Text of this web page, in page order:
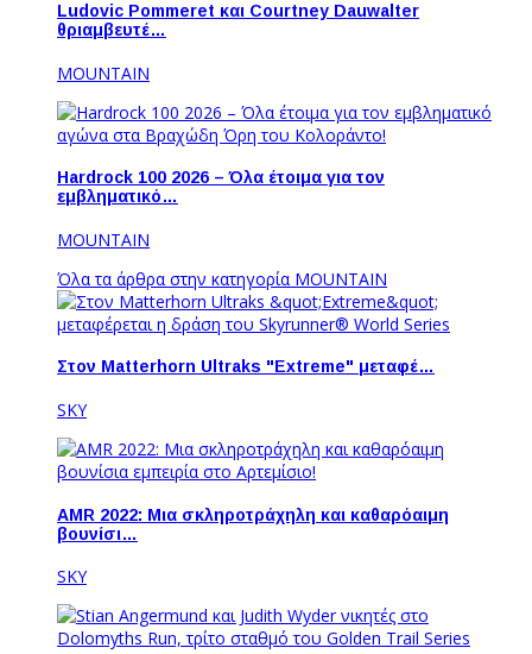
Ludovic Pommeret και Courtney Dauwalter
θριαμβευτέ…
MOUNTAIN
Hardrock 100 2026 – Όλα έτοιμα για τον
εμβληματικό…
MOUNTAIN
Όλα τα άρθρα στην κατηγορία MOUNTAIN
Στον Matterhorn Ultraks "Extreme" μεταφέ…
SKY
AMR 2022: Μια σκληροτράχηλη και καθαρόαιμη
βουνίσι…
SKY